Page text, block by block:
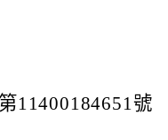
11400184651號